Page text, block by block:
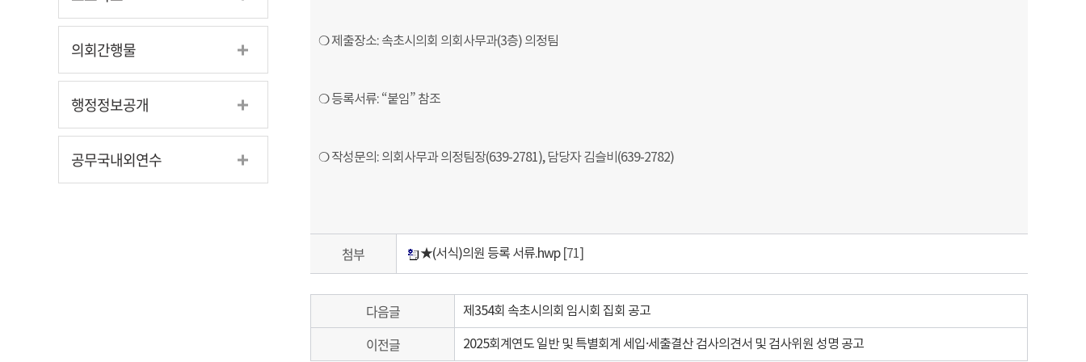
의회간행물
행정정보공개
공무국내외연수
❍ 제출장소: 속초시의회 의회사무과(3층) 의정팀
❍ 등록서류: “붙임” 참조
❍ 작성문의: 의회사무과 의정팀장(639-2781), 담당자 김슬비(639-2782)
첨부 ★(서식)의원 등록 서류.hwp [71]
다음글 제354회 속초시의회 임시회 집회 공고
이전글 2025회계연도 일반 및 특별회계 세입·세출결산 검사의견서 및 검사위원 성명 공고